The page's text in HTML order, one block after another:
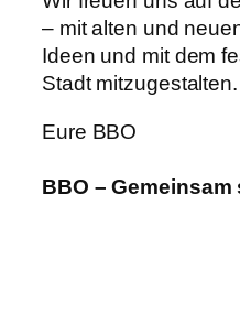
– mit alten und
Ideen und mit dem
Stadt mitzugestalten.
Eure BBO
BBO –